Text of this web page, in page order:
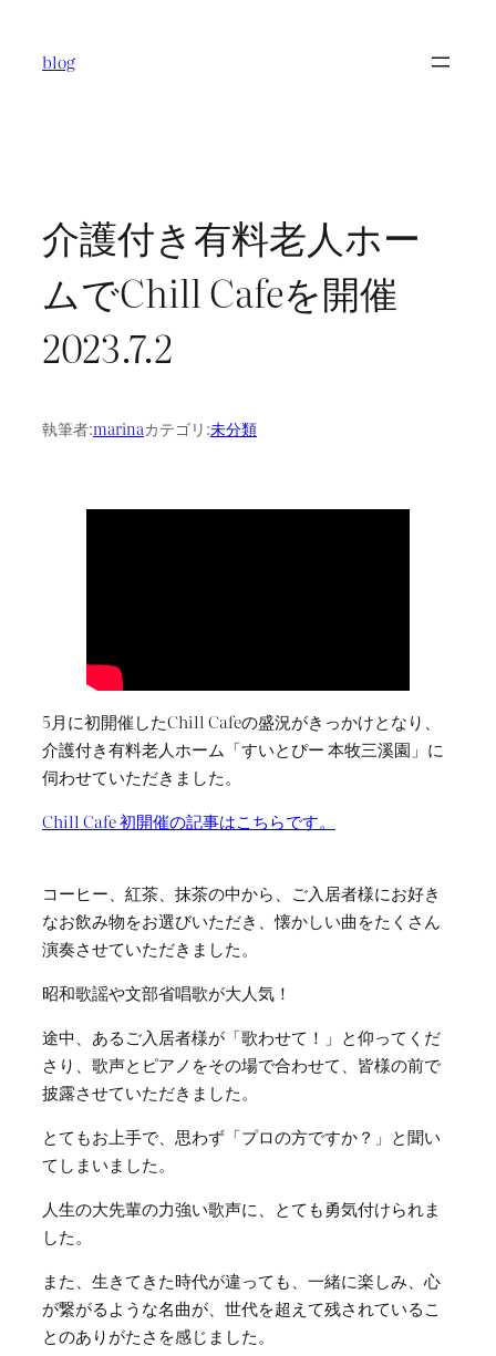
blog
介護付き有料老人ホー
ムでChill Cafeを開催
2023.7.2
執筆者:marinaカテゴリ:未分類
5月に初開催したChill Cafeの盛況がきっかけとなり、
介護付き有料老人ホーム「すいとぴー 本牧三溪園」に
伺わせていただきました。
Chill Cafe 初開催の記事はこちらです。
コーヒー、紅茶、抹茶の中から、ご入居者様にお好き
なお飲み物をお選びいただき、懐かしい曲をたくさん
演奏させていただきました。
昭和歌謡や文部省唱歌が大人気！
途中、あるご入居者様が「歌わせて！」と仰ってくだ
さり、歌声とピアノをその場で合わせて、皆様の前で
披露させていただきました。
とてもお上手で、思わず「プロの方ですか？」と聞い
てしまいました。
人生の大先輩の力強い歌声に、とても勇気付けられま
した。
また、生きてきた時代が違っても、一緒に楽しみ、心
が繋がるような名曲が、世代を超えて残されているこ
とのありがたさを感じました。